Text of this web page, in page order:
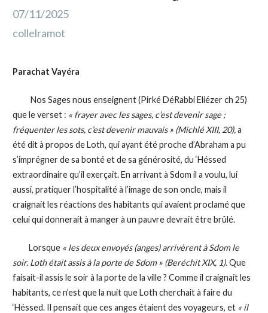
07/11/2025
collelramot
Parachat Vayéra
Nos Sages nous enseignent (Pirké DéRabbi Eliézer ch 25)
que le verset : « frayer avec les sages, c’est devenir sage ;
fréquenter les sots, c’est devenir mauvais » (Michlé XIII, 20),a
été dit à propos de Loth, qui ayant été proche d’Abraham a pu
s’imprégner de sa bonté et de sa générosité, du ‘Héssed
extraordinaire qu’il exerçait. En arrivant à Sdom il a voulu, lui
aussi, pratiquer l’hospitalité à l’image de son oncle, mais il
craignait les réactions des habitants qui avaient proclamé que
celui qui donnerait à manger à un pauvre devrait être brûlé.
Lorsque « les deux envoyés (anges) arrivèrent à Sdom le
soir. Loth était assis à la porte de Sdom » (Beréchit XIX, 1).Que
faisait-il assis le soir à la porte de la ville ? Comme il craignait les
habitants, ce n’est que la nuit que Loth cherchait à faire du
‘Héssed. Il pensait que ces anges étaient des voyageurs, et « il